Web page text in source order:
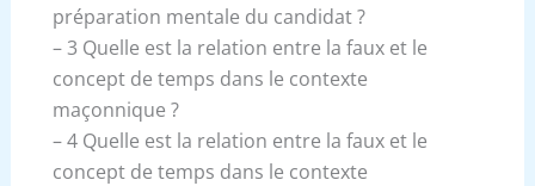
préparation mentale du candidat ?
– 3 Quelle est la relation entre la faux et le
concept de temps dans le contexte
maçonnique ?
– 4 Quelle est la relation entre la faux et le
concept de temps dans le contexte